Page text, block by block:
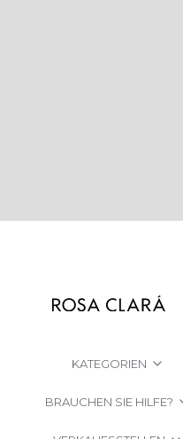
KATEGORIEN
BRAUCHEN SIE HILFE?